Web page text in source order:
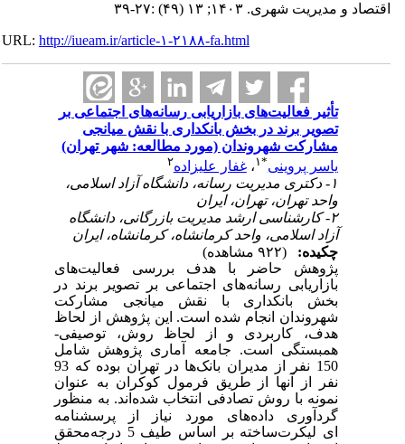
اقتصاد و مدیریت شهری. ۱۴۰۳; ۱۳ (۴۹) :۲۷-۳۹
URL:http://iueam.ir/article-۱-۲۱۸۸-fa.html
تأثیر فعالیت‌های بازاریابی رسانه‌های اجتماعی بر
تصویر برند در بخش بانکداری با نقش میانجی
مشارکت شهروندان (مورد مطالعه: شهر تهران)
یاسر پروینی
۱،غفار علیزاده۲
۱- دکتری مدیریت رسانه، دانشگاه آزاد اسلامی،
واحد تهران، تهران، ایران
۲- کارشناسی ارشد مدیریت بازرگانی، دانشگاه
آزاد اسلامی، واحد کرمانشاه، کرمانشاه، ایران
چکیده:
پژوهش حاضر با هدف بررسی فعالیت‌های
بازاریابی رسانه‌های اجتماعی بر تصویر برند در
بخش بانکداری با نقش میانجی مشارکت
شهروندان انجام شده است. این پژوهش از لحاظ
هدف، کاربردی و از لحاظ روش، توصیفی-
همبستگی است. جامعه آماری پژوهش شامل
150 نفر از مدیران بانک
‎ها در تهران بوده که 93
نفر از آنها از طریق فرمول کوکران به عنوان
نمونه با روش تصادفی انتخاب شدهاند. به منظور
گردآوری داده‌های مورد نیاز از پرسشنامه
محقق
ساخته بر اساس طیف 5 درجهای لیکرت